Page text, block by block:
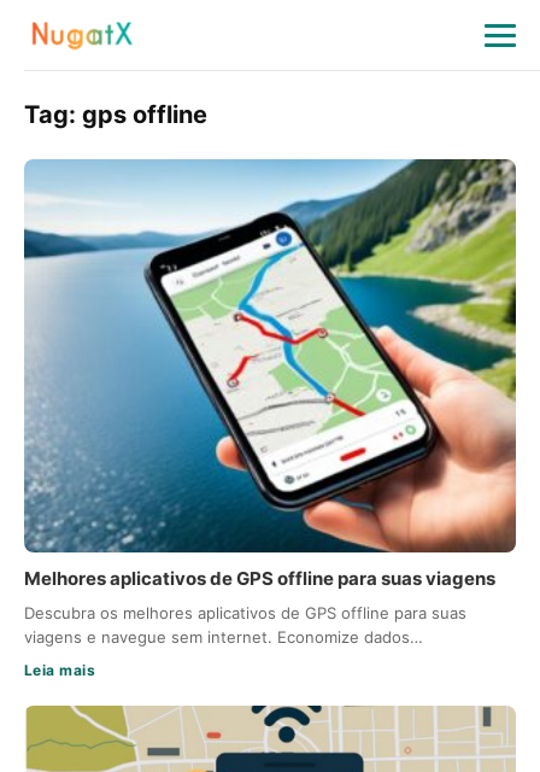
Tag: gps offline
Melhores aplicativos de GPS offline para suas viagens
Descubra os melhores aplicativos de GPS offline para suas
viagens e navegue sem internet. Economize dados…
Leia mais